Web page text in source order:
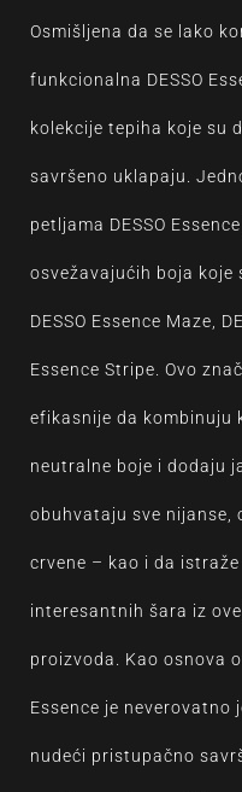
Osmišljena da se lako
funkcionalna DESSO
kolekcije tepiha koje su
savršeno uklapaju.
petljama DESSO
osvežavajućih boja
DESSO Essence Maze,
Essence Stripe. Ovo
efikasnije da kombinuju
neutralne boje i dodaju
obuhvataju sve nijanse,
crvene – kao i da
interesantnih šara iz
proizvoda. Kao osnova
Essence je neverovatno
nudeći pristupačno